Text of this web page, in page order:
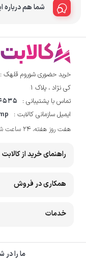
شما هم درباره
خرید حضوری شوروم قلهک :
کی نژاد ، پلاک ۱
تماس با پشتیبانی :
ایمیل سازمانی کالابت :
هفت روز هفته، ۲۴ ساعت شبانه‌روز پاسخگوی شما هستیم.
راهنمای خرید از کالابت
همکاری در فروش
خدمات
ما را در